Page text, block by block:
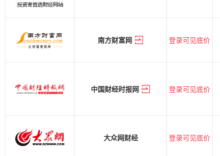
南方财富网 登录可见底价
中国财经时报网 登录可见底价
大众网财经 登录可见底价